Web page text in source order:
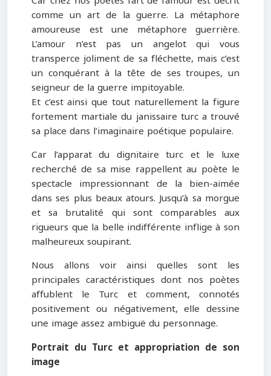
comme un art de la guerre. La métaphore
amoureuse est une métaphore guerrière.
L’amour n’est pas un angelot qui vous
transperce joliment de sa fléchette, mais c’est
un conquérant à la tête de ses troupes, un
seigneur de la guerre impitoyable.
Et c’est ainsi que tout naturellement la figure
fortement martiale du janissaire turc a trouvé
sa place dans l’imaginaire poétique populaire.
Car l’apparat du dignitaire turc et le luxe
recherché de sa mise rappellent au poète le
spectacle impressionnant de la bien-aimée
dans ses plus beaux atours. Jusqu’à sa morgue
et sa brutalité qui sont comparables aux
rigueurs que la belle indifférente inflige à son
malheureux soupirant.
Nous allons voir ainsi quelles sont les
principales caractéristiques dont nos poètes
affublent le Turc et comment, connotés
positivement ou négativement, elle dessine
une image assez ambiguë du personnage.
Portrait du Turc et appropriation de son
image